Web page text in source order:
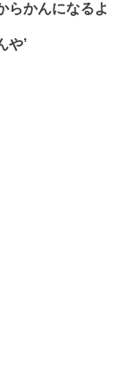
らかんになるよ
や’